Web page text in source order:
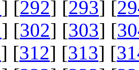
] [292] [293] [
] [302] [303] [
] [312] [313] [